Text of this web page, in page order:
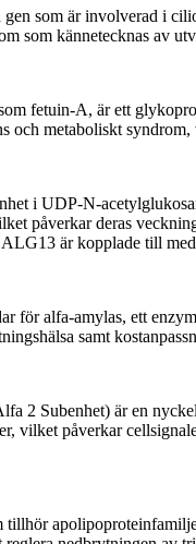
som är involverad i
som kännetecknas av
fetuin-A, är ett
metaboliskt
i UDP-N-
påverkar deras
är kopplade till
alfa-amylas, ett
samt
2 Subenhet) är en
vilket påverkar